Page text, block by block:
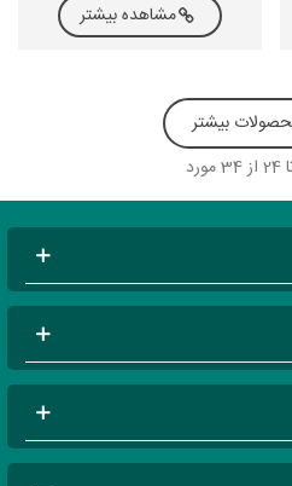
مشاهده بیشتر
بیشتر
مورد